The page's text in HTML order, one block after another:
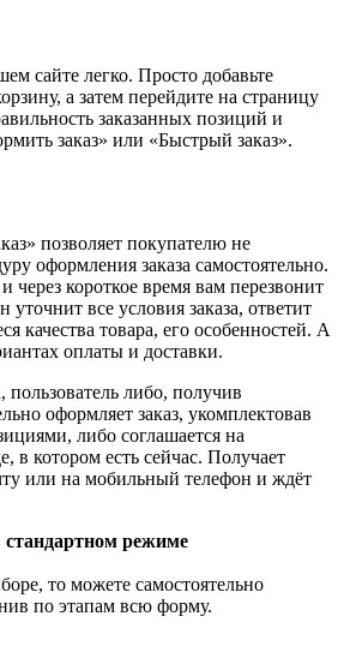
сайте легко. Просто добавьте
а затем перейдите на страницу
заказанных позиций и
заказ» или «Быстрый заказ».
позволяет покупателю не
оформления заказа самостоятельно.
через короткое время вам перезвонит
все условия заказа, ответит
качества товара, его особенностей. А
оплаты и доставки.
пользователь либо, получив
оформляет заказ, укомплектовав
либо соглашается на
в котором есть сейчас. Получает
или на мобильный телефон и ждёт
стандартном режиме
то можете самостоятельно
по этапам всю форму.